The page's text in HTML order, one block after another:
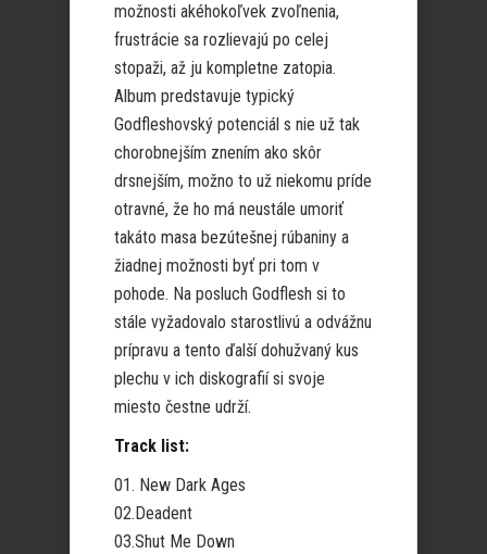
možnosti akéhokoľvek zvoľnenia,
frustrácie sa rozlievajú po celej
stopaži, až ju kompletne zatopia.
Album predstavuje typický
Godfleshovský potenciál s nie už tak
chorobnejším znením ako skôr
drsnejším, možno to už niekomu príde
otravné, že ho má neustále umoriť
takáto masa bezútešnej rúbaniny a
žiadnej možnosti byť pri tom v
pohode. Na posluch Godflesh si to
stále vyžadovalo starostlivú a odvážnu
prípravu a tento ďalší dohužvaný kus
plechu v ich diskografií si svoje
miesto čestne udrží.
Track list:
01. New Dark Ages
02.Deadent
03.Shut Me Down